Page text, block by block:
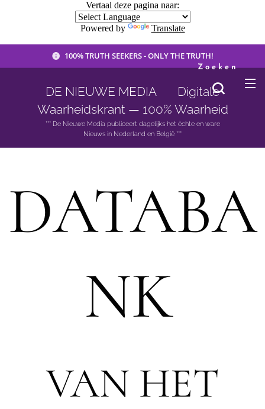
Vertaal deze pagina naar:
Powered by Translate
100% TRUTH SEEKERS - ONLY THE TRUTH!
DE NIEUWE MEDIA 🟣 Digitale
Waarheidskrant — 100% Waarheid
*** De Nieuwe Media publiceert dagelijks het èchte en ware
Nieuws in Nederland en België ***
Zoeken
DATABA
NK
VAN HET